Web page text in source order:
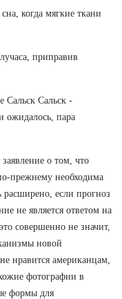
когда мягкие ткани
приправив
Сальск Сальск -
ожидалось, пара
о том, что
прежнему необходима
если прогноз
не является ответом на
совершенно не значит,
новой
нравится американцам,
фотографии в
формы для